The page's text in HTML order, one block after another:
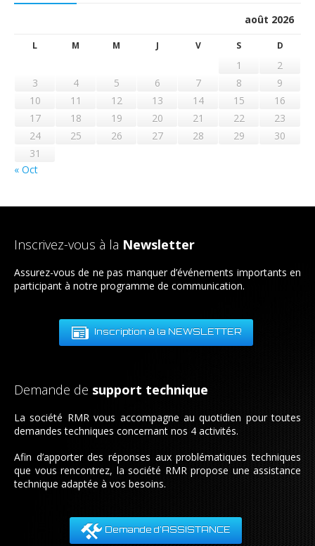
août 2026
L M M J V S D
1
2
3
4 5 6 7 8
9
10
11 12 13 14 15
16
17
18 19 20 21 22
23
24
25 26 27 28 29
30
31
« Oct
Inscrivez-vous à la Newsletter
Assurez-vous de ne pas manquer d’événements importants en
participant à notre programme de communication.
Inscription à la NEWSLETTER
Demande de support technique
La société RMR vous accompagne au quotidien pour toutes
demandes techniques concernant nos 4 activités.
Afin d’apporter des réponses aux problématiques techniques
que vous rencontrez, la société RMR propose une assistance
technique adaptée à vos besoins.
Demande d'ASSISTANCE